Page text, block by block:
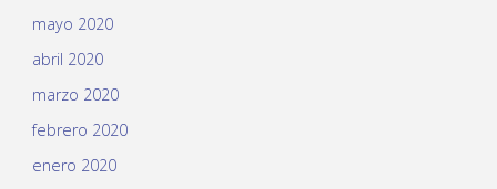
mayo 2020
abril 2020
marzo 2020
febrero 2020
enero 2020